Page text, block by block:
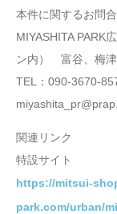
本件に関するお問
MIYASHITA PARK
ン内） 富谷、梅
TEL：090-3670-
関連リンク
特設サイト
https://mitsui-
park.com/urban/